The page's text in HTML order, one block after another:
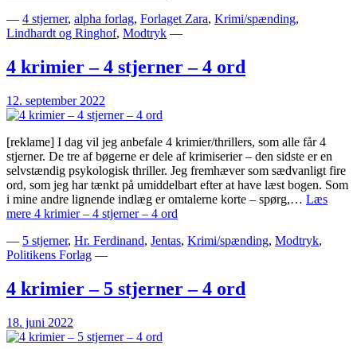
— 4 stjerner, alpha forlag, Forlaget Zara, Krimi/spænding,
Lindhardt og Ringhof, Modtryk —
4 krimier – 4 stjerner – 4 ord
12. september 2022
[reklame] I dag vil jeg anbefale 4 krimier/thrillers, som alle får 4
stjerner. De tre af bøgerne er dele af krimiserier – den sidste er en
selvstændig psykologisk thriller. Jeg fremhæver som sædvanligt fire
ord, som jeg har tænkt på umiddelbart efter at have læst bogen. Som
i mine andre lignende indlæg er omtalerne korte – spørg,… Læs
mere 4 krimier – 4 stjerner – 4 ord
— 5 stjerner, Hr. Ferdinand, Jentas, Krimi/spænding, Modtryk,
Politikens Forlag —
4 krimier – 5 stjerner – 4 ord
18. juni 2022